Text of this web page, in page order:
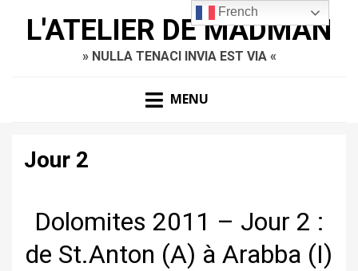
L'ATELIER DE MADMAN
» NULLA TENACI INVIA EST VIA «
MENU
Jour 2
Dolomites 2011 – Jour 2 :
de St.Anton (A) à Arabba (I)
French